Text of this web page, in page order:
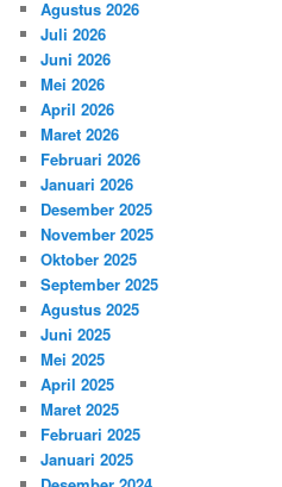
Agustus 2026
Juli 2026
Juni 2026
Mei 2026
April 2026
Maret 2026
Februari 2026
Januari 2026
Desember 2025
November 2025
Oktober 2025
September 2025
Agustus 2025
Juni 2025
Mei 2025
April 2025
Maret 2025
Februari 2025
Januari 2025